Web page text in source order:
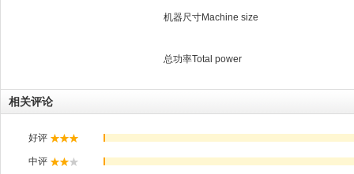
机器尺寸Machine size
总功率Total power
相关评论